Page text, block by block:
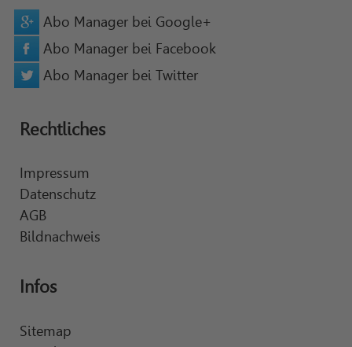
Abo Manager bei Google+
Abo Manager bei Facebook
Abo Manager bei Twitter
Rechtliches
Impressum
Datenschutz
AGB
Bildnachweis
Infos
Sitemap